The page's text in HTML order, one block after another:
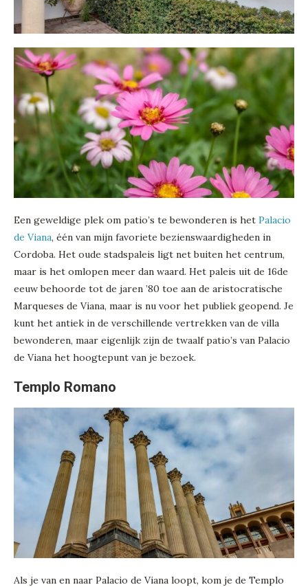
Een geweldige plek om patio’s te bewonderen is het Palacio
de Viana, één van mijn favoriete bezienswaardigheden in
Cordoba. Het oude stadspaleis ligt net buiten het centrum,
maar is het omlopen meer dan waard. Het paleis uit de 16de
eeuw behoorde tot de jaren ’80 toe aan de aristocratische
Marqueses de Viana, maar is nu voor het publiek geopend. Je
kunt het antiek in de verschillende vertrekken van de villa
bewonderen, maar eigenlijk zijn de twaalf patio’s van Palacio
de Viana het hoogtepunt van je bezoek.
Templo Romano
Als je van en naar Palacio de Viana loopt, kom je de Templo